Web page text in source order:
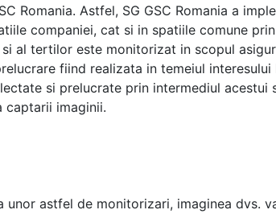
Romania. Astfel, SG GSC Romania a
companiei, cat si in spatiile comune prin
al tertilor este monitorizat in scopul
fiind realizata in temeiul interesului
si prelucrate prin intermediul acestui
captarii imaginii.
unor astfel de monitorizari, imaginea dvs.